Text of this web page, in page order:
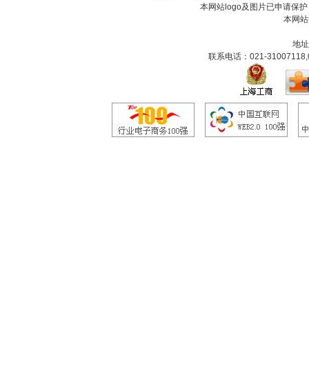
本网站logo及图片已申请保
本网
地
联系电话：021-